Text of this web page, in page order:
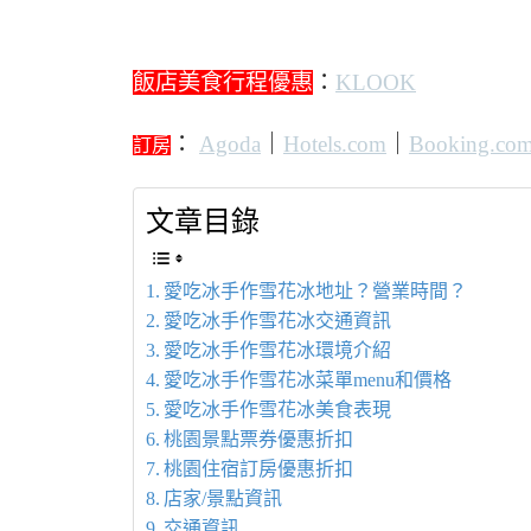
飯店美食行程優惠 ： KLOOK
訂房 ： Agoda Hotels.com
文章目錄
愛吃冰手作雪花冰地址？營業時間？
愛吃冰手作雪花冰交通資訊
愛吃冰手作雪花冰環境介紹
愛吃冰手作雪花冰菜單menu和價格
愛吃冰手作雪花冰美食表現
桃園景點票券優惠折扣
桃園住宿訂房優惠折扣
店家/景點資訊